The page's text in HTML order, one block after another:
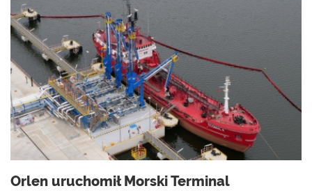
Orlen uruchomił Morski Terminal